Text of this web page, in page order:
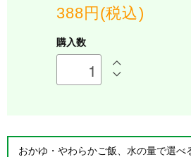
388円(税込)
購入数
おかゆ・やわらかご飯、水の量で選べ